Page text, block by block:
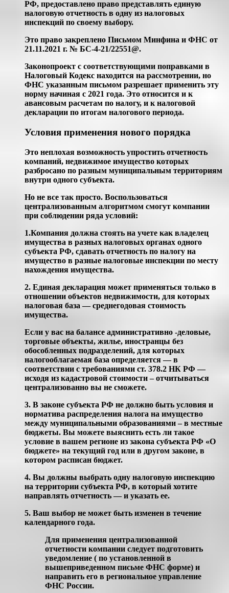
РФ, предоставлено право представлять единую
налоговую отчетность в одну из налоговых
инспекций по своему выбору.
Это право закреплено Письмом Минфина и ФНС от
21.11.2021 г. № БС-4-21/22551@.
Законопроект с соответствующими поправками в
Налоговый Кодекс находится на рассмотрении, но
ФНС указанным письмом разрешает применить эту
норму начиная с 2021 года. Это относится и к
авансовым расчетам по налогу, и к налоговой
декларации по итогам налогового периода.
Условия применения нового порядка
Это неплохая возможность упростить отчетность
компаний, недвижимое имущество которых
разбросано по разным муниципальным территориям
внутри одного субъекта.
Но не все так просто. Воспользоваться
централизованным алгоритмом смогут компании
при соблюдении ряда условий:
1.Компания должна стоять на учете как владелец
имущества в разных налоговых органах одного
субъекта РФ, сдавать отчетность по налогу на
имущество в разные налоговые инспекции по месту
нахождения имущества.
2. Единая декларация может применяться только в
отношении объектов недвижимости, для которых
налоговая база — среднегодовая стоимость
имущества.
Если у вас на балансе административно -деловые,
торговые объекты, жилье, иностранцы без
обособленных подразделений, для которых
налогооблагаемая база определяется — в
соответствии с требованиями ст. 378.2 НК РФ —
исходя из кадастровой стоимости – отчитываться
централизованно вы не сможете.
3. В законе субъекта РФ не должно быть условия и
норматива распределения налога на имущество
между муниципальными образованиями – в местные
бюджеты. Вы можете выяснить есть ли такое
условие в вашем регионе из закона субъекта РФ «О
бюджете» на текущий год или в другом законе, в
котором расписан бюджет.
4. Вы должны выбрать одну налоговую инспекцию
на территории субъекта РФ, в который хотите
направлять отчетность — и указать ее.
5. Ваш выбор не может быть изменен в течение
календарного года.
Для применения централизованной
отчетности компании следует подготовить
уведомление ( по установленной в
вышеприведенном письме ФНС форме) и
направить его в региональное управление
ФНС России.